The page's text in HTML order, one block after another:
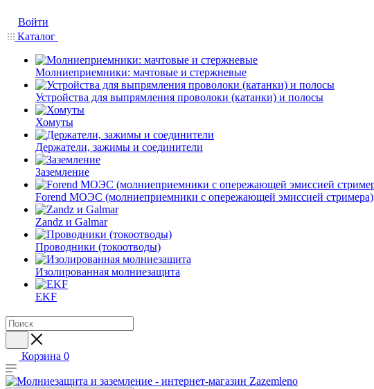
Войти
Каталог
Молниеприемники: мачтовые и стержневые
Устройства для выпрямления проволоки (катанки) и полосы
Хомуты
Держатели, зажимы и соединители
Заземление
Forend МОЭС (молниеприемники с опережающей эмиссией стримера)
Zandz и Galmar
Проводники (токоотводы)
Изолированная молниезащита
EKF
Корзина 0